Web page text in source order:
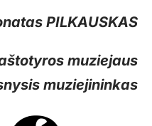
PILKAUSKAS
muziejaus
muziejininkas